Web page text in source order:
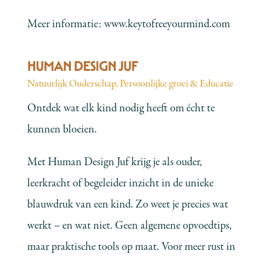
Meer informatie:www.keytofreeyourmind.com
HUMAN DESIGN JUF
Natuurlijk Ouderschap,Persoonlijke groei & Educatie
Ontdek wat elk kind nodig heeft om écht te
kunnen bloeien.
Met Human Design Juf krijg je als ouder,
leerkracht of begeleider inzicht in de unieke
blauwdruk van een kind. Zo weet je precies wat
werkt – en wat niet. Geen algemene opvoedtips,
maar praktische tools op maat. Voor meer rust in